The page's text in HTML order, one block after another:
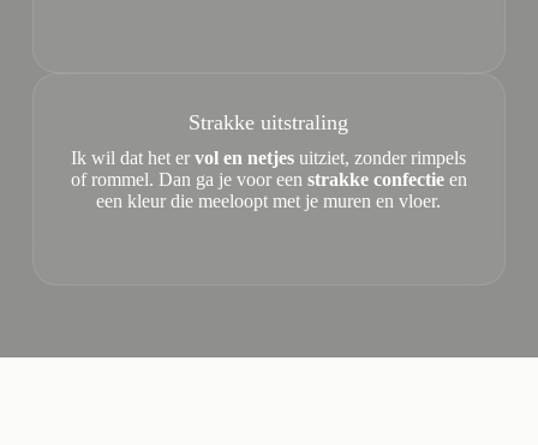
Strakke uitstraling
Ik wil dat het ervol en netjes uitziet, zonder rimpels
of rommel. Dan ga je voor een strakke confectieen
een kleur die meeloopt met je muren en vloer.